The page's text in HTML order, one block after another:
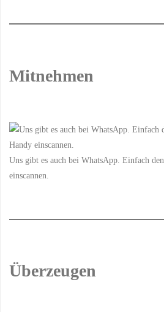
Mitnehmen
Uns gibt es auch bei WhatsApp. Einfach
einscannen.
Überzeugen